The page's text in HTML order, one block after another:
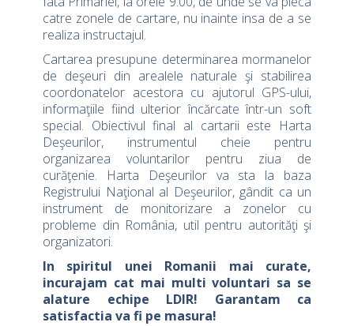
catre zonele de cartare, nu inainte insa de a se
realiza instructajul.
Cartarea presupune determinarea mormanelor
de deşeuri din arealele naturale şi stabilirea
coordonatelor acestora cu ajutorul GPS-ului,
informaţiile fiind ulterior încărcate într-un soft
special. Obiectivul final al cartarii este Harta
Deşeurilor, instrumentul cheie pentru
organizarea voluntarilor pentru ziua de
curăţenie. Harta Deşeurilor va sta la baza
Registrului Naţional al Deşeurilor, gândit ca un
instrument de monitorizare a zonelor cu
probleme din România, util pentru autorităţi şi
organizatori.
In spiritul unei Romanii mai curate,
incurajam cat mai multi voluntari sa se
alature echipe LDIR! Garantam ca
satisfactia va fi pe masura!